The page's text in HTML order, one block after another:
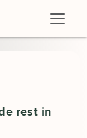
rest in